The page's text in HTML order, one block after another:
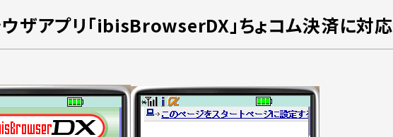
ザアプリ「ibisBrowserDX」ちょコム決済に対応